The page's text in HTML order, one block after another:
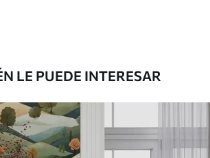
LE PUEDE INTERESAR